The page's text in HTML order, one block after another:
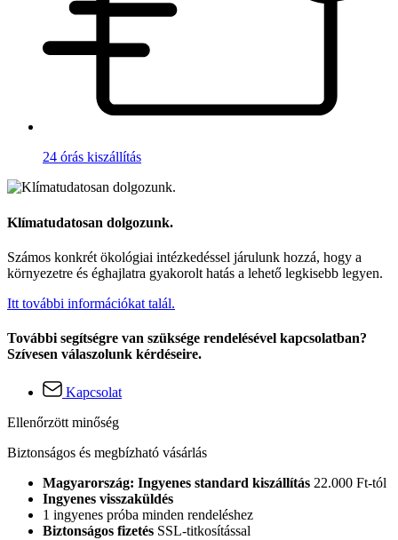
24 órás kiszállítás
Klímatudatosan dolgozunk.
Számos konkrét ökológiai intézkedéssel járulunk hozzá, hogy a
környezetre és éghajlatra gyakorolt hatás a lehető legkisebb legyen.
Itt további információkat talál.
További segítségre van szüksége rendelésével kapcsolatban?
Szívesen válaszolunk kérdéseire.
Kapcsolat
Ellenőrzött minőség
Biztonságos és megbízható vásárlás
Magyarország: Ingyenes standard kiszállítás 22.000 Ft-tól
Ingyenes visszaküldés
1 ingyenes próba minden rendeléshez
Biztonságos fizetés SSL-titkosítással